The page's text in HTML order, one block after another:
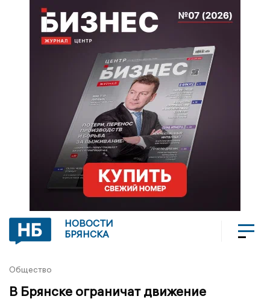
НОВОСТИ
БРЯНСКА
Общество
В Брянске ограничат движение